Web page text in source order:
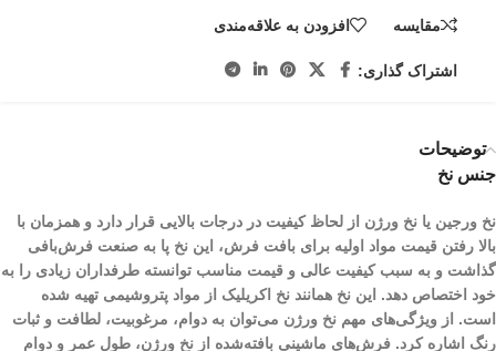
مقایسه افزودن به علاقه‌مندی
اشتراک گذاری:
توضیحات
جنس نخ
نخ ورجین یا نخ ورژن از لحاظ کیفیت در درجات بالایی قرار دارد و همزمان با
بالا رفتن قیمت مواد اولیه برای بافت فرش، این نخ پا به صنعت فرش‌بافی
گذاشت و به سبب کیفیت عالی و قیمت مناسب توانسته طرفداران زیادی را به
خود اختصاص دهد. این نخ همانند نخ اکریلیک از مواد پتروشیمی تهیه شده
است. از ویژگی‌های مهم نخ ورژن می‌توان به دوام، مرغوبیت، لطافت و ثبات
رنگ اشاره کرد. فرش‌های ماشینی بافته‌شده از نخ ورژن، طول عمر و دوام